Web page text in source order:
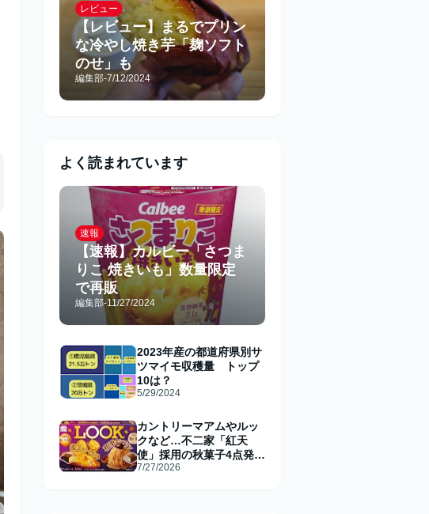
レビュー
【レビュー】まるでプリン
な冷やし焼き芋「麹ソフト
のせ」も
編集部-7/12/2024
よく読まれています
速報
【速報】カルビー「さつま
りこ 焼きいも」数量限定
で再販
編集部-11/27/2024
2023年産の都道府県別サ
ツマイモ収穫量 トップ
10は？
5/29/2024
カントリーマアムやルッ
クなど…不二家「紅天
使」採用の秋菓子4点発売
へ
7/27/2026